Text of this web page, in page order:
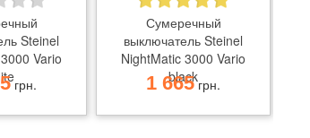
Steinel
Vario
грн.
Сумеречный
выключатель Steinel
NightMatic 3000 Vario
black
1 665грн.